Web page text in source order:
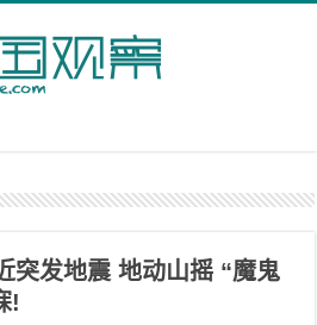
突发地震 地动山摇 “魔鬼
!